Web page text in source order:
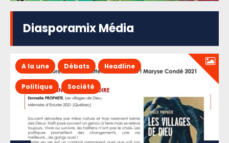
Diasporamix Média
A la une Débats Headline
Politique Société